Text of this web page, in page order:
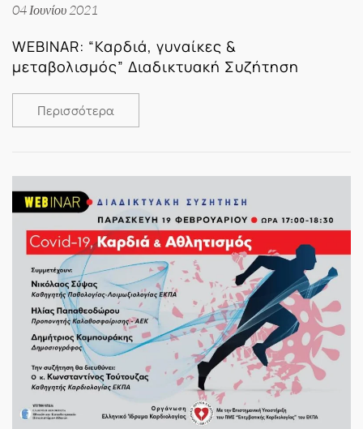
04 Ιουνίου 2021
WEBINAR: “Καρδιά, γυναίκες &
μεταβολισμός” Διαδικτυακή Συζήτηση
Περισσότερα